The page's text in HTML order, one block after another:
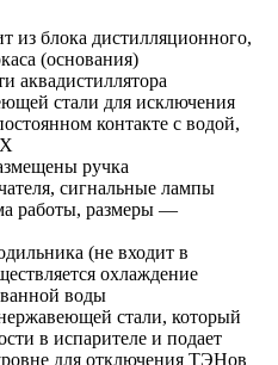
из блока дистилляционного,
(основания)
аквадистиллятора
стали для исключения
контакте с водой,
ручка
сигнальные лампы
работы, размеры —
(не входит в
охлаждение
воды
стали, который
в испарителе и подает
для отключения ТЭНов